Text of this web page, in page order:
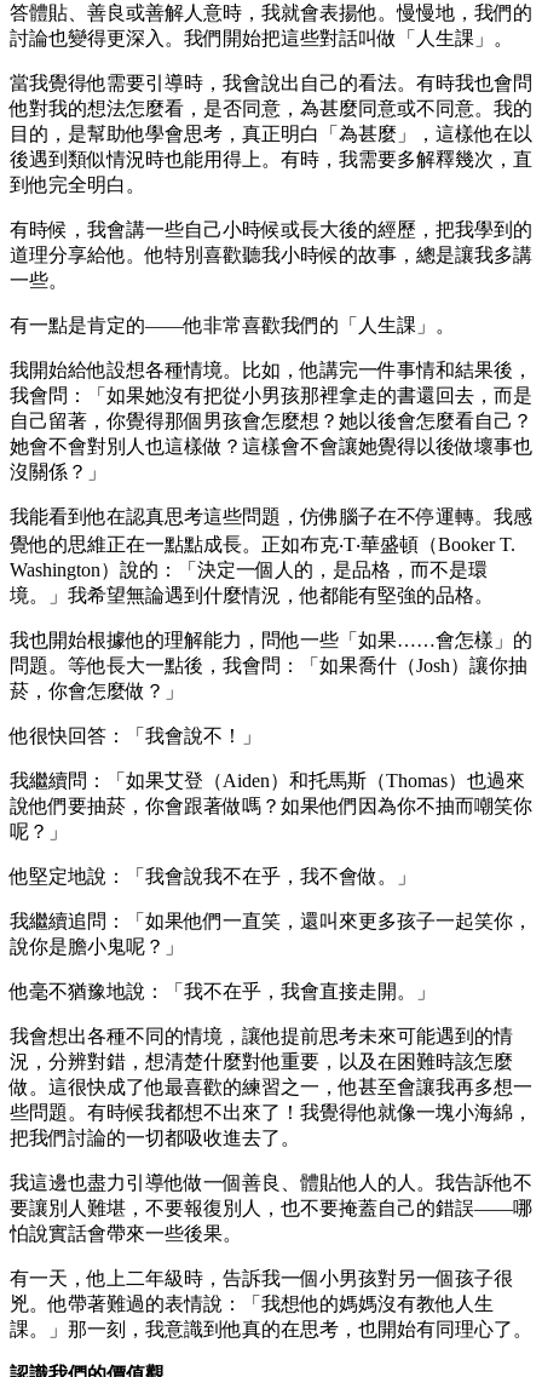
答體貼、善良或善解人意時，我就會表揚他。慢慢地，我們的
討論也變得更深入。我們開始把這些對話叫做「人生課」。
當我覺得他需要引導時，我會說出自己的看法。有時我也會問
他對我的想法怎麼看，是否同意，為甚麼同意或不同意。我的
目的，是幫助他學會思考，真正明白「為甚麼」，這樣他在以
後遇到類似情況時也能用得上。有時，我需要多解釋幾次，直
到他完全明白。
有時候，我會講一些自己小時候或長大後的經歷，把我學到的
道理分享給他。他特別喜歡聽我小時候的故事，總是讓我多講
一些。
有一點是肯定的——他非常喜歡我們的「人生課」。
我開始給他設想各種情境。比如，他講完一件事情和結果後，
我會問：「如果她沒有把從小男孩那裡拿走的書還回去，而是
自己留著，你覺得那個男孩會怎麼想？她以後會怎麼看自己？
她會不會對別人也這樣做？這樣會不會讓她覺得以後做壞事也
沒關係？」
我能看到他在認真思考這些問題，仿佛腦子在不停運轉。我感
覺他的思維正在一點點成長。正如布克‧T‧華盛頓（Booker T.
Washington）說的：「決定一個人的，是品格，而不是環
境。」我希望無論遇到什麼情況，他都能有堅強的品格。
我也開始根據他的理解能力，問他一些「如果……會怎樣」的
問題。等他長大一點後，我會問：「如果喬什（Josh）讓你抽
菸，你會怎麼做？」
他很快回答：「我會說不！」
我繼續問：「如果艾登（Aiden）和托馬斯（Thomas）也過來
說他們要抽菸，你會跟著做嗎？如果他們因為你不抽而嘲笑你
呢？」
他堅定地說：「我會說我不在乎，我不會做。」
我繼續追問：「如果他們一直笑，還叫來更多孩子一起笑你，
說你是膽小鬼呢？」
他毫不猶豫地說：「我不在乎，我會直接走開。」
我會想出各種不同的情境，讓他提前思考未來可能遇到的情
況，分辨對錯，想清楚什麼對他重要，以及在困難時該怎麼
做。這很快成了他最喜歡的練習之一，他甚至會讓我再多想一
些問題。有時候我都想不出來了！我覺得他就像一塊小海綿，
把我們討論的一切都吸收進去了。
我這邊也盡力引導他做一個善良、體貼他人的人。我告訴他不
要讓別人難堪，不要報復別人，也不要掩蓋自己的錯誤——哪
怕說實話會帶來一些後果。
有一天，他上二年級時，告訴我一個小男孩對另一個孩子很
兇。他帶著難過的表情說：「我想他的媽媽沒有教他人生
課。」那一刻，我意識到他真的在思考，也開始有同理心了。